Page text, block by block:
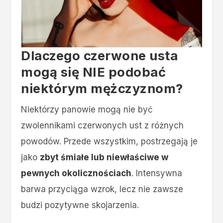
Dlaczego czerwone usta
mogą się NIE podobać
niektórym mężczyznom?
Niektórzy panowie mogą nie być
zwolennikami czerwonych ust z różnych
powodów. Przede wszystkim, postrzegają je
jako zbyt śmiałe lub niewłaściwe w
pewnych okolicznościach. Intensywna
barwa przyciąga wzrok, lecz nie zawsze
budzi pozytywne skojarzenia.